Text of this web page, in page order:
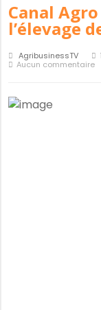
Canal
l’élevage
AgribusinessTV
Aucun commentaire